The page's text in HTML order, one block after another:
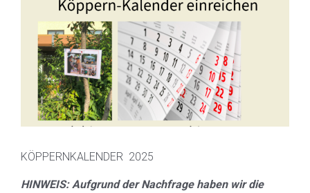
KÖPPERNKALENDER 2025
HINWEIS: Aufgrund der Nachfrage haben wir die